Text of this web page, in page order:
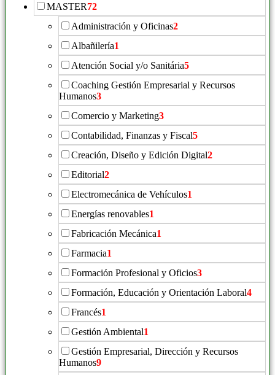
MASTER72
Administración y Oficinas2
Albañilería1
Atención Social y/o Sanitária5
Coaching Gestión Empresarial y Recursos
Humanos3
Comercio y Marketing3
Contabilidad, Finanzas y Fiscal5
Creación, Diseño y Edición Digital2
Editorial2
Electromecánica de Vehículos1
Energías renovables1
Fabricación Mecánica1
Farmacia1
Formación Profesional y Oficios3
Formación, Educación y Orientación Laboral4
Francés1
Gestión Ambiental1
Gestión Empresarial, Dirección y Recursos
Humanos9